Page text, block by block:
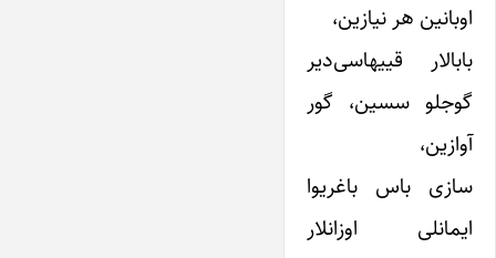
اوبانین هر نیازین،
بابالار قییهاسی‌دیر
گوجلو سسین، گور
آوازین،
سازی باس باغریوا
ایمانلی اوزانلار